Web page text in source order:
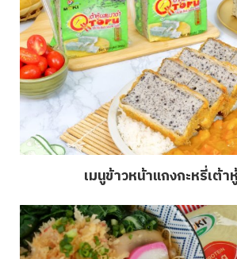
เมนูข้าวหน้าแกงกะหรี่เต้า